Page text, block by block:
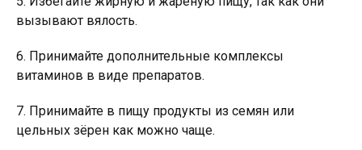
вызывают вялость.
6. Принимайте дополнительные комплексы
витаминов в виде препаратов.
7. Принимайте в пищу продукты из семян или
цельных зёрен как можно чаще.